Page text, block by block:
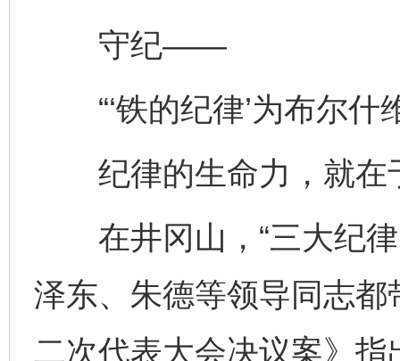
守纪——
“‘铁的纪律’为布尔什
纪律的生命力，就在
在井冈山，“三大纪律
泽东、朱德等领导同志
二次代表大会决议案》指